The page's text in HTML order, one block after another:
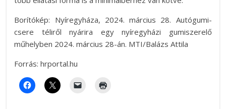
Borítókép: Nyíregyháza, 2024. március 28. Autógumi-
csere téliről nyárira egy nyíregyházi gumiszerelő
műhelyben 2024. március 28-án. MTI/Balázs Attila
Forrás: hrportal.hu